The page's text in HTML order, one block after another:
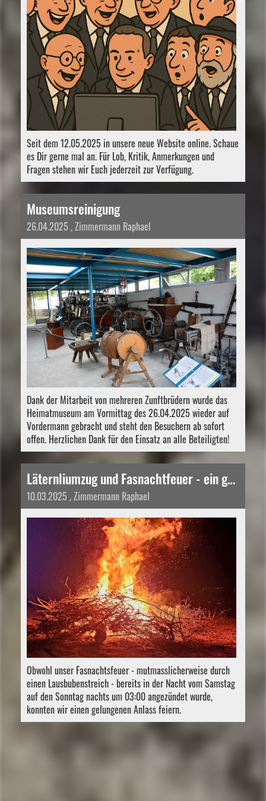
Seit dem 12.05.2025 in unsere neue Website online. Schaue
es Dir gerne mal an. Für Lob, Kritik, Anmerkungen und
Fragen stehen wir Euch jederzeit zur Verfügung.
Museumsreinigung
26.04.2025 , Zimmermann Raphael
Dank der Mitarbeit von mehreren Zunftbrüdern wurde das
Heimatmuseum am Vormittag des 26.04.2025 wieder auf
Vordermann gebracht und steht den Besuchern ab sofort
offen. Herzlichen Dank für den Einsatz an alle Beteiligten!
Läternliumzug und Fasnachtfeuer - ein gelungener Anlass trotz Lausbubenstreich
10.03.2025 , Zimmermann Raphael
Obwohl unser Fasnachtsfeuer - mutmasslicherweise durch
einen Lausbubenstreich - bereits in der Nacht vom Samstag
auf den Sonntag nachts um 03:00 angezündet wurde,
konnten wir einen gelungenen Anlass feiern.